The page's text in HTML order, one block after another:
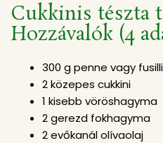
Cukkinis tészta
Hozzávalók (4
300 g penne vagy
2 közepes cukkini
1 kisebb vöröshagyma
2 gerezd fokhagyma
2 evőkanál olívaolaj